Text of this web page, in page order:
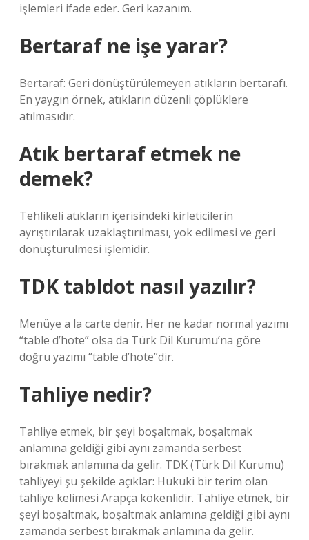
işlemleri ifade eder. Geri kazanım.
Bertaraf ne işe yarar?
Bertaraf: Geri dönüştürülemeyen atıkların bertarafı.
En yaygın örnek, atıkların düzenli çöplüklere
atılmasıdır.
Atık bertaraf etmek ne
demek?
Tehlikeli atıkların içerisindeki kirleticilerin
ayrıştırılarak uzaklaştırılması, yok edilmesi ve geri
dönüştürülmesi işlemidir.
TDK tabldot nasıl yazılır?
Menüye a la carte denir. Her ne kadar normal yazımı
“table d’hote” olsa da Türk Dil Kurumu’na göre
doğru yazımı “table d’hote”dir.
Tahliye nedir?
Tahliye etmek, bir şeyi boşaltmak, boşaltmak
anlamına geldiği gibi aynı zamanda serbest
bırakmak anlamına da gelir. TDK (Türk Dil Kurumu)
tahliyeyi şu şekilde açıklar: Hukuki bir terim olan
tahliye kelimesi Arapça kökenlidir. Tahliye etmek, bir
şeyi boşaltmak, boşaltmak anlamına geldiği gibi aynı
zamanda serbest bırakmak anlamına da gelir.